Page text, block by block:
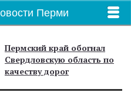
Перми
Пермский край обогнал
Свердловскую область по
качеству дорог